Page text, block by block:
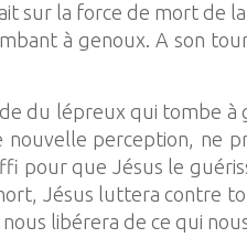
sur la force de mort de
à genoux. A son
du lépreux qui tombe
nouvelle perception, ne
pour que Jésus le
Jésus luttera contre
libérera de ce qui